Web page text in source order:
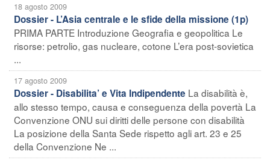
18 agosto 2009
Dossier - L’Asia centrale e le sfide della missione (1p)
PRIMA PARTE Introduzione Geografia e geopolitica Le
risorse: petrolio, gas nucleare, cotone L’era post-sovietica
...
17 agosto 2009
Dossier - Disabilita’ e Vita Indipendente La disabilità è,
allo stesso tempo, causa e conseguenza della povertà La
Convenzione ONU sui diritti delle persone con disabilità
La posizione della Santa Sede rispetto agli art. 23 e 25
della Convenzione Ne ...